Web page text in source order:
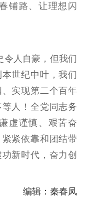
铺路、让理想闪
人自豪，但我们
世纪中叶，我们
实现第二个百年
人！全党同志务
虚谨慎、艰苦奋
紧依靠和团结带
新时代，奋力创
编辑：秦春凤